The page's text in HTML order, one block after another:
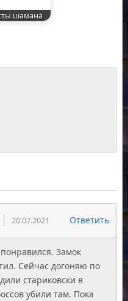
шамана
20.07.2021 Ответить
Замок
Сейчас догоняю по
стариковски в
убили там. Пока